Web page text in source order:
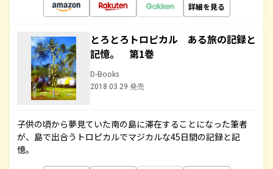
詳細を見る
とろとろトロピカル ある旅の記録と
記憶。 第1巻
D-Books
2018.03.29 発売
子供の頃から夢見ていた南の島に滞在することになった筆者
が、島で出合うトロピカルでマジカルな45日間の記録と記
憶。